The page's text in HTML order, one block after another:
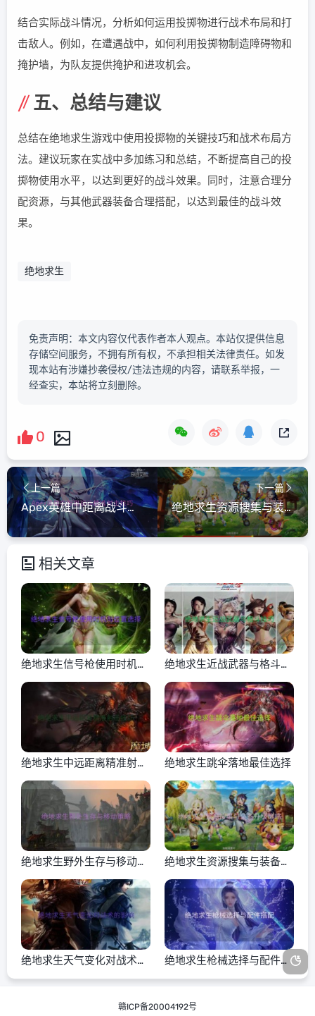
结合实际战斗情况，分析如何运用投掷物进行战术布局和打
击敌人。例如，在遭遇战中，如何利用投掷物制造障碍物和
掩护墙，为队友提供掩护和进攻机会。
五、总结与建议
总结在绝地求生游戏中使用投掷物的关键技巧和战术布局方
法。建议玩家在实战中多加练习和总结，不断提高自己的投
掷物使用水平，以达到更好的战斗效果。同时，注意合理分
配资源，与其他武器装备合理搭配，以达到最佳的战斗效
果。
绝地求生
免责声明：本文内容仅代表作者本人观点。本站仅提供信息
存储空间服务，不拥有所有权，不承担相关法律责任。如发
现本站有涉嫌抄袭侵权/违法违规的内容，请联系举报，一
经查实，本站将立刻删除。
0
上一篇
Apex英雄中距离战斗精准射击技巧
下一篇
绝地求生资源搜集与装备升级策略
相关文章
绝地求生信号枪使用时机与
位置选择
绝地求生近战武器与格斗技
巧
绝地求生中远距离精准射击
技巧
绝地求生跳伞落地最佳选择
绝地求生野外生存与移动策
略
绝地求生资源搜集与装备升
级策略
绝地求生天气变化对战术的
影响
绝地求生枪械选择与配件搭
配
赣ICP备20004192号